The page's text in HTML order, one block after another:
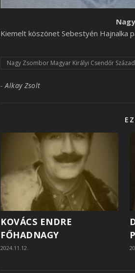
Kiemelt köszönet Sebestyén
Nagy Zsombor Magyar Királyi Csendőr
-Alkay Zsolt
KOVÁCS ENDRE
FŐHADNAGY
2024.11.12.